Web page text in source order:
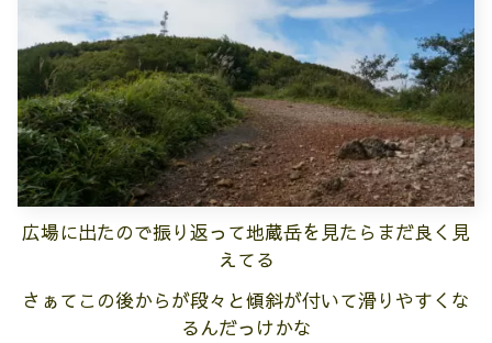
広場に出たので振り返って地蔵岳を見たら まだ良く見
えてる
さぁてこの後からが段々と傾斜が付いて滑りやすくな
るんだっけかな